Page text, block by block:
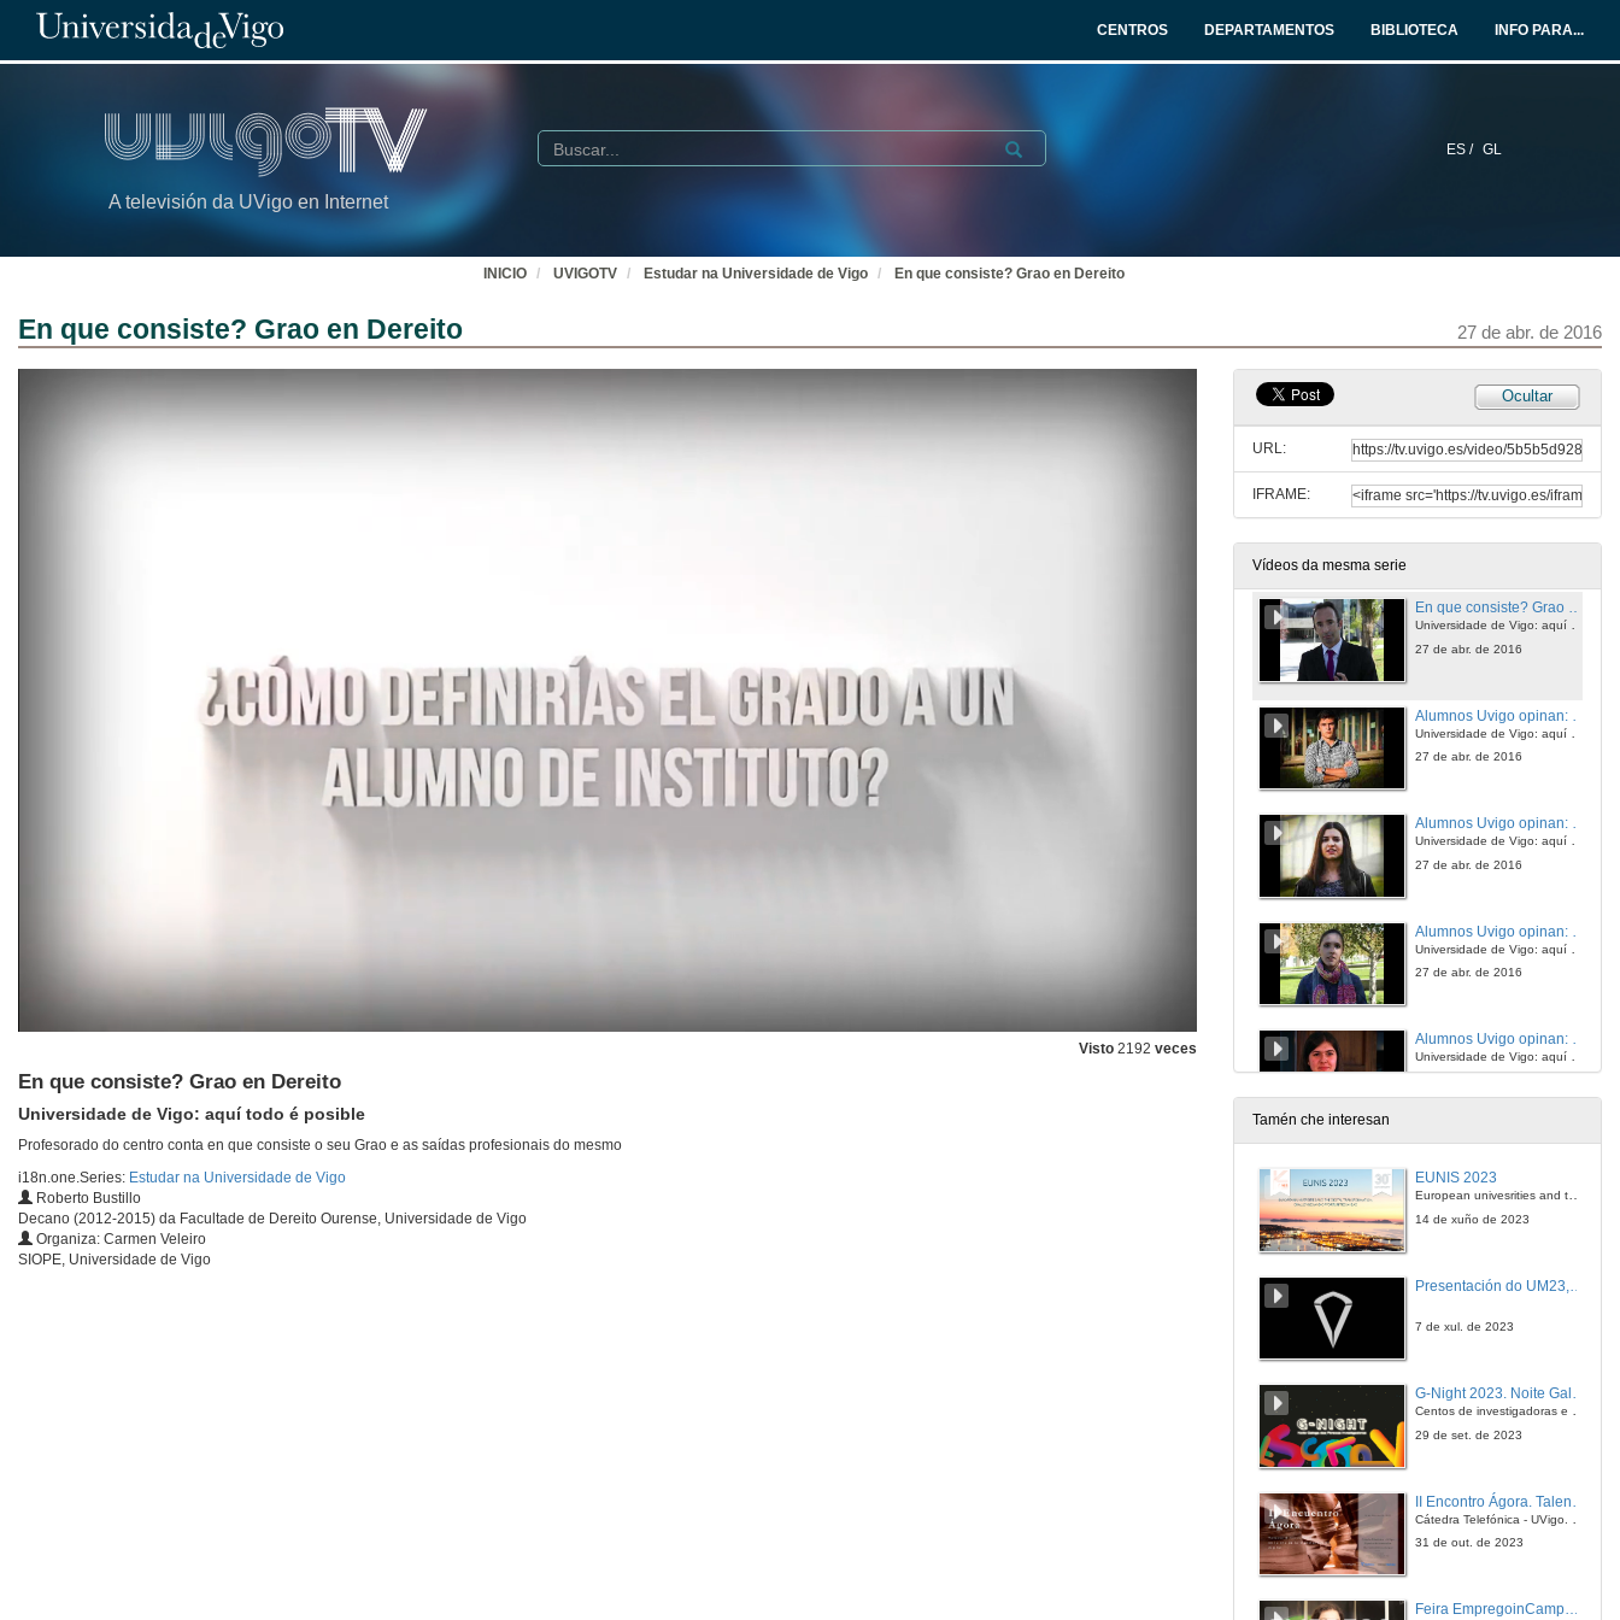
CENTROS DEPARTAMENTOS BIBLIOTECA INFO PARA...
A televisión da UVigo en Internet
ES / GL
Buscar Submit
INICIO UVIGOTV Estudar na Universidade de Vigo En que consiste? Grao en Dereito
En que consiste? Grao en Dereito 27 de abr. de 2016
Visto 2192 veces
En que consiste? Grao en Dereito
Universidade de Vigo: aquí todo é posible
Profesorado do centro conta en que consiste o seu Grao e as saídas profesionais do mesmo
i18n.one.Series: Estudar na Universidade de Vigo
Roberto Bustillo
Decano (2012-2015) da Facultade de Dereito Ourense, Universidade de Vigo
Organiza: Carmen Veleiro
SIOPE, Universidade de Vigo
Ocultar
URL:
IFRAME:
Vídeos da mesma serie
Alumnos Uvigo opinan: Grao en Turismo
27 de abr. de 2016
Alumnos Uvigo opinan: Grao en Administración e Dirección de Empresas
Universidade de Vigo: aquí todo é posible
Alumnos Uvigo opinan: Grao en Administración e Dirección de Empresas
Universidade de Vigo: aquí todo é posible
27 de abr. de 2016
En que consiste? Grao en Dereito
Universidade de Vigo: aquí todo é posible
27 de abr. de 2016
Universidade de Vigo: aquí todo é posible
27 de abr. de 2016
Alumnos Uvigo opinan: Grao en Dereito
Universidade de Vigo: aquí todo é posible
27 de abr. de 2016
Universidade de Vigo: aquí todo é posible
27 de abr. de 2016
Alumnos Uvigo opinan: Grao en Dereito
Universidade de Vigo: aquí todo é posible
Alumnos Uvigo opinan: Grao en Dereito
27 de abr. de 2016
27 de abr. de 2016
27 de abr. de 2016
Tamén che interesan
EUNIS 2023
European univesrities and the digital transformation: challenges and opportunities ahead
14 de xuño de 2023
7 de xul. de 2023
G-Night 2023. Noite Galega das Persoas Investigadoras. Conciencias creativas
Centos de investigadoras e investigadores, decenas de actividades e sete cidades
29 de set. de 2023
Cátedra Telefónica - UVigo. Espazos de innovación
31 de out. de 2023
Feira EmpregoinCampus Vigo 2024